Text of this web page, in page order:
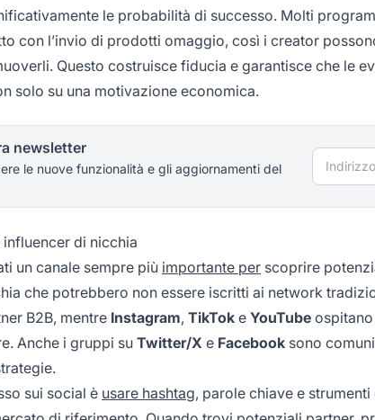
le probabilità di successo. Molti
con l’invio di prodotti omaggio, così i creator
Questo costruisce fiducia e garantisce che le
solo su una motivazione economica.
newsletter
le nuove funzionalità e gli aggiornamenti del
di nicchia
un canale sempre più importante per scoprire
che potrebbero non essere iscritti ai network
B2B, mentre Instagram, TikTok e YouTube
Anche i gruppi su Twitter/X e Facebook sono
sui social è usare hashtag, parole chiave e